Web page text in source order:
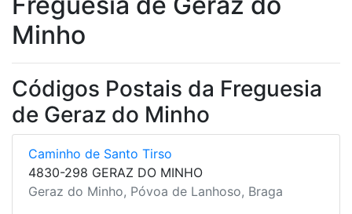
Minho
Códigos Postais da Freguesia
de Geraz do Minho
Caminho de Santo Tirso
4830-298 GERAZ DO MINHO
Geraz do Minho, Póvoa de Lanhoso, Braga